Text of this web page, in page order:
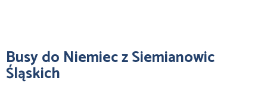
Busy do Niemiec z Siemianowic
Śląskich